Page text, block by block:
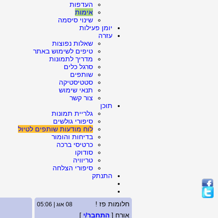
העדפות
אימות
שינוי סיסמה
יומן פעילות
עזרה
שאלות נפוצות
טיפים לשימוש באתר
מדריך לתמונות
סרגל כלים
שותפים
סטטיסטיקה
תנאי שימוש
צור קשר
תוכן
גלריית תמונות
סיפורי גולשים
לוח מודעות שותפים לטיול
בדיחות והומור
כרטיסי ברכה
סודוקו
טריוויה
סיפורי הצלחה
התנתק
חלומות פז ! 08 אוג | 05:06
אורח [ התחבר/י ]